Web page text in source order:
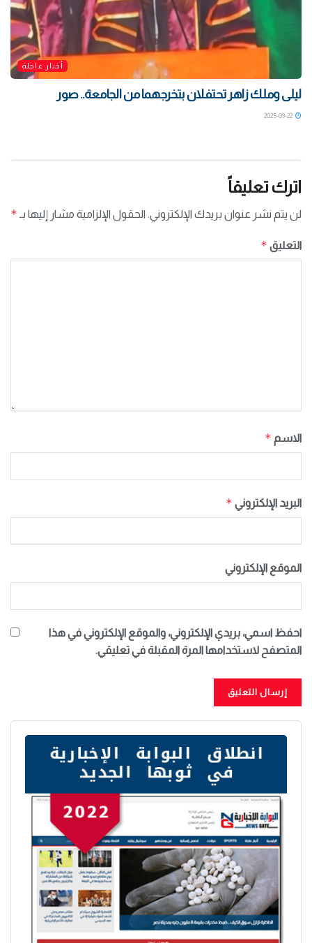
أخبار عاجلة
ليلى وملك زاهر تحتفلان بتخرجهما من الجامعة.. صور
اترك تعليقاً
لن يتم نشر عنوان بريدك الإلكتروني. الحقول الإلزامية مشار إليها بـ *
التعليق *
الاسم *
البريد الإلكتروني *
الموقع الإلكتروني
احفظ اسمي، بريدي الإلكتروني، والموقع الإلكتروني في هذا
المتصفح لاستخدامها المرة المقبلة في تعليقي.